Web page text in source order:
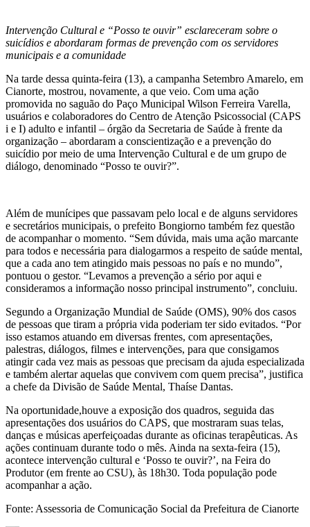
Intervenção Cultural e “Posso te ouvir” esclareceram sobre o
suicídios e abordaram formas de prevenção com os servidores
municipais e a comunidade
Na tarde dessa quinta-feira (13), a campanha Setembro Amarelo, em
Cianorte, mostrou, novamente, a que veio. Com uma ação
promovida no saguão do Paço Municipal Wilson Ferreira Varella,
usuários e colaboradores do Centro de Atenção Psicossocial (CAPS
i e I) adulto e infantil – órgão da Secretaria de Saúde à frente da
organização – abordaram a conscientização e a prevenção do
suicídio por meio de uma Intervenção Cultural e de um grupo de
diálogo, denominado “Posso te ouvir?”.
Além de munícipes que passavam pelo local e de alguns servidores
e secretários municipais, o prefeito Bongiorno também fez questão
de acompanhar o momento. “Sem dúvida, mais uma ação marcante
para todos e necessária para dialogarmos a respeito de saúde mental,
que a cada ano tem atingido mais pessoas no país e no mundo”,
pontuou o gestor. “Levamos a prevenção a sério por aqui e
consideramos a informação nosso principal instrumento”, concluiu.
Segundo a Organização Mundial de Saúde (OMS), 90% dos casos
de pessoas que tiram a própria vida poderiam ter sido evitados. “Por
isso estamos atuando em diversas frentes, com apresentações,
palestras, diálogos, filmes e intervenções, para que consigamos
atingir cada vez mais as pessoas que precisam da ajuda especializada
e também alertar aquelas que convivem com quem precisa”, justifica
a chefe da Divisão de Saúde Mental, Thaíse Dantas.
Na oportunidade,houve a exposição dos quadros, seguida das
apresentações dos usuários do CAPS, que mostraram suas telas,
danças e músicas aperfeiçoadas durante as oficinas terapêuticas. As
ações continuam durante todo o mês. Ainda na sexta-feira (15),
acontece intervenção cultural e ‘Posso te ouvir?’, na Feira do
Produtor (em frente ao CSU), às 18h30. Toda população pode
acompanhar a ação.
Fonte: Assessoria de Comunicação Social da Prefeitura de Cianorte